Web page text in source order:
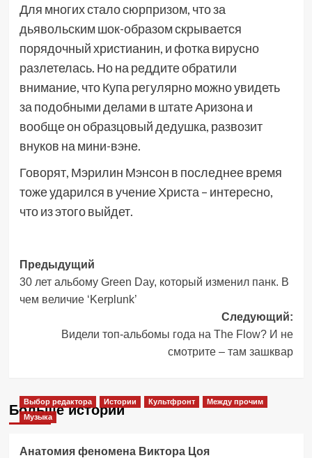
Для многих стало сюрпризом, что за
дьявольским шок-образом скрывается
порядочный христианин, и фотка вирусно
разлетелась. Но на реддите обратили
внимание, что Купа регулярно можно увидеть
за подобными делами в штате Аризона и
вообще он образцовый дедушка, развозит
внуков на мини-вэне.
Говорят, Мэрилин Мэнсон в последнее время
тоже ударился в учение Христа – интересно,
что из этого выйдет.
Навигация
записи
Предыдущий
30 лет альбому Green Day, который изменил панк. В
чем величие ‘Kerplunk’
Следующий:
Видели топ-альбомы года на The Flow? И не
смотрите – там зашквар
Больше историй
Выбор редактора Истории Культфронт
Между прочим
Музыка
Анатомия феномена Виктора Цоя